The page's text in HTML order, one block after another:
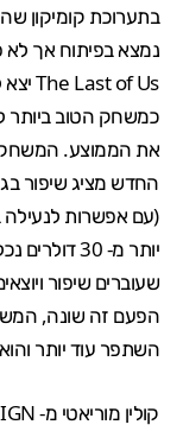
בתערוכת קומיקון
נמצא בפיתוח אך לא
כמשחק הטוב ביותר
יותר מ- 30
שעוברים שיפור
הפעם זה שונה,
השתפר עוד יותר
קולין מוריאטי מ-IGN